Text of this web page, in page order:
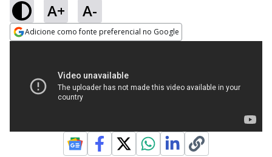
A+ A-
Adicione como fonte preferencial no Google